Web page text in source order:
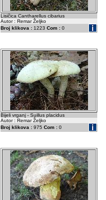
Lisičica Cantharellus cibarius
Autor : Remar Željko
Broj klikova : 1223 Com : 0
Bijeli vrganj - Suillus placidus
Autor : Remar Željko
Broj klikova : 975 Com : 0